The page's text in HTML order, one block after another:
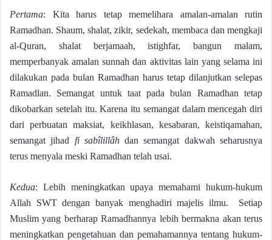
Pertama: Kita harus tetap memelihara amalan-amalan rutin
Ramadhan. Shaum, shalat, zikir, sedekah, membaca dan mengkaji
al-Quran, shalat berjamaah, istighfar, bangun malam,
memperbanyak amalan sunnah dan aktivitas lain yang selama ini
dilakukan pada bulan Ramadhan harus tetap dilanjutkan selepas
Ramadlan. Semangat untuk taat pada bulan Ramadhan tetap
dikobarkan setelah itu. Karena itu semangat dalam mencegah diri
dari perbuatan maksiat, keikhlasan, kesabaran, keistiqamahan,
semangat jihad fi sabîlillâhdan semangat dakwah seharusnya
terus menyala meski Ramadhan telah usai.
Kedua: Lebih meningkatkan upaya memahami hukum-hukum
Allah SWT dengan banyak menghadiri majelis ilmu. Setiap
Muslim yang berharap Ramadhannya lebih bermakna akan terus
meningkatkan pengetahuan dan pemahamannya tentang hukum-